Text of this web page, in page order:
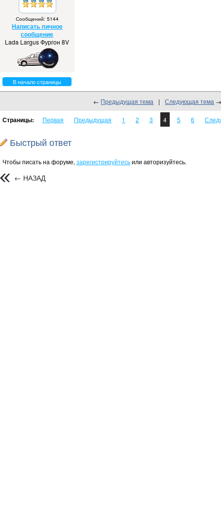
Сообщений: 5144
Написать личное
сообщение
Lada Largus Фургон 8V
В начало страницы
← Предыдущая тема | Следующая тема
Страницы: Первая Предыдущая 1 2 3 4 5 6
Быстрый ответ
Чтобы писать на форуме, зарегистрируйтесьили авторизуйтесь.
← НАЗАД